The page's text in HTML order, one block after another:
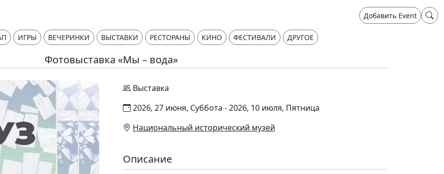
Добавить Event
ИГРЫ ВЕЧЕРИНКИ ВЫСТАВКИ РЕСТОРАНЫ КИНО ФЕСТИВАЛИ ДРУГОЕ
Фотовыставка «Мы – вода»
Выставка
2026, 27 июня, Суббота - 2026, 10 июля, Пятница
Национальный исторический музей
Описание